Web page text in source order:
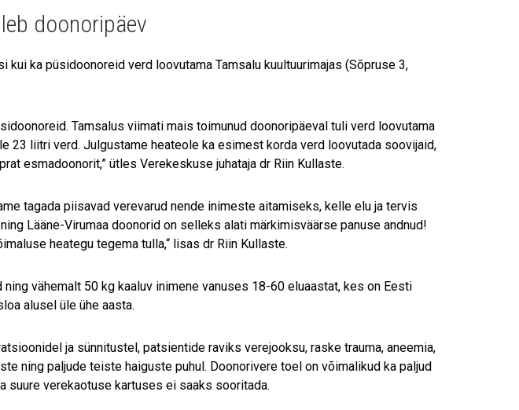
doonoripäev
kui ka püsidoonoreid verd loovutama Tamsalu kuultuurimajas (Sõpruse 3,
Tamsalus viimati mais toimunud doonoripäeval tuli verd loovutama
23 liitri verd. Julgustame heateole ka esimest korda verd loovutada soovijaid,
esmadoonorit,” ütles Verekeskuse juhataja dr Riin Kullaste.
tagada piisavad verevarud nende inimeste aitamiseks, kelle elu ja tervis
Lääne-Virumaa doonorid on selleks alati märkimisväärse panuse andnud!
heategu tegema tulla,“ lisas dr Riin Kullaste.
vähemalt 50 kg kaaluv inimene vanuses 18-60 eluaastat, kes on Eesti
alusel üle ühe aasta.
ja sünnitustel, patsientide raviks verejooksu, raske trauma, aneemia,
ning paljude teiste haiguste puhul. Doonorivere toel on võimalikud ka paljud
suure verekaotuse kartuses ei saaks sooritada.